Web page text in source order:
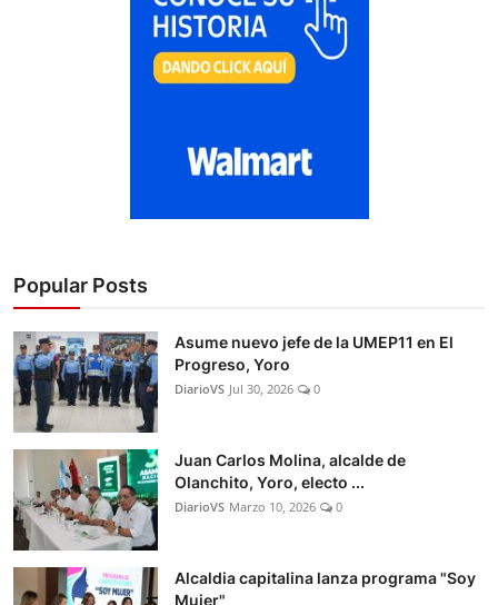
Popular Posts
Asume nuevo jefe de la UMEP11 en El
Progreso, Yoro
DiarioVS Jul 30, 2026 0
Juan Carlos Molina, alcalde de
Olanchito, Yoro, electo ...
DiarioVS Marzo 10, 2026 0
Alcaldia capitalina lanza programa "Soy
Mujer"